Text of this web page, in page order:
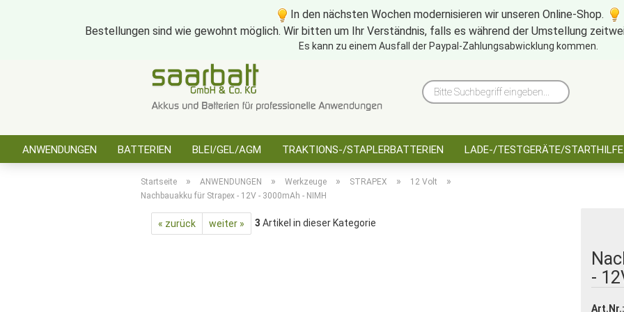
10 Jahre saarbatt
Bitte
In den nächsten Wochen modernisieren wir unseren Online-Shop.
Bestellungen sind wie gewohnt möglich. Wir bitten um Ihr Verständnis, falls es während der Umstellung
Es kann zu einem Ausfall der Paypal-Zahlungsabwicklung kommen.
ANWENDUNGEN BATTERIEN BLEI/GEL/AGM TRAKTIONS-/STAPLERBATTERIEN LADE-/TESTGERÄTE/STARTHILFE
Startseite » ANWENDUNGEN » Werkzeuge » STRAPEX » 12 Volt »
Nachbauakku für Strapex - 12V - 3000mAh - NIMH
« zurück weiter » 3 Artikel in dieser Kategorie
-
Art.Nr.: